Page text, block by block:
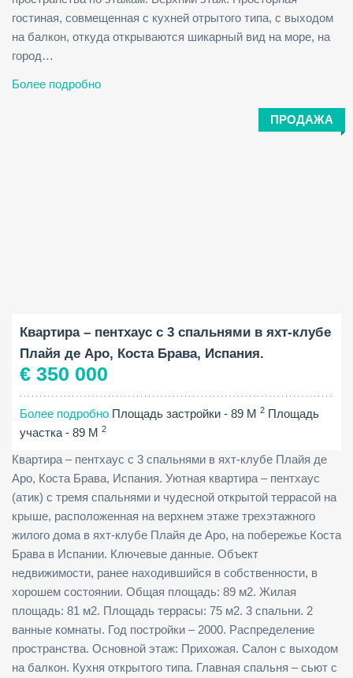
гостиная, совмещенная с кухней отрытого типа, с выходом
на балкон, откуда открываются шикарный вид на море, на
город…
Более подробно
ПРОДАЖА
Квартира – пентхаус с 3 спальнями в яхт-клубе
Плайя де Аро, Коста Брава, Испания.
€ 350 000
Более подробно Площадь застройки - 89 M 2 Площадь
участка - 89 M 2
Квартира – пентхаус с 3 спальнями в яхт-клубе Плайя де
Аро, Коста Брава, Испания. Уютная квартира – пентхаус
(атик) с тремя спальнями и чудесной открытой террасой на
крыше, расположенная на верхнем этаже трехэтажного
жилого дома в яхт-клубе Плайя де Аро, на побережье Коста
Брава в Испании. Ключевые данные. Объект
недвижимости, ранее находившийся в собственности, в
хорошем состоянии. Общая площадь: 89 м2. Жилая
площадь: 81 м2. Площадь террасы: 75 м2. 3 спальни. 2
ванные комнаты. Год постройки – 2000. Распределение
пространства. Основной этаж: Прихожая. Салон с выходом
на балкон. Кухня открытого типа. Главная спальня – сьют с